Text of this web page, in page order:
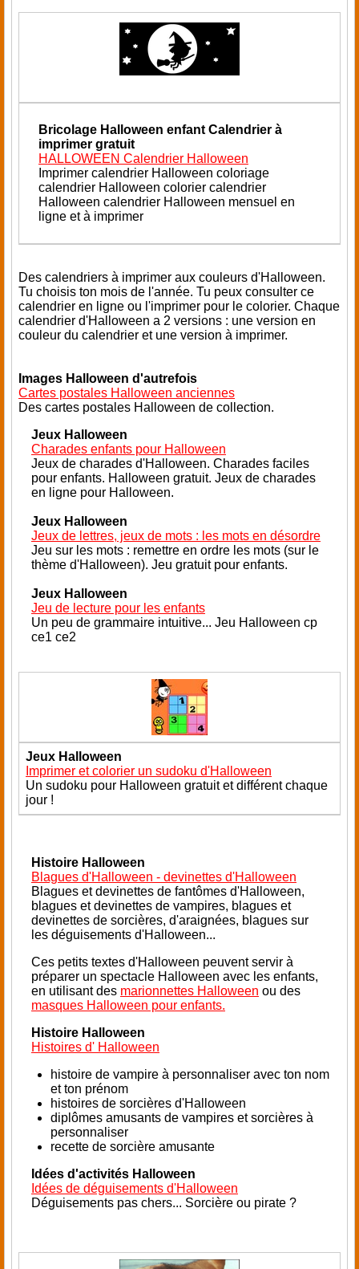
Bricolage Halloween enfant Calendrier à
imprimer gratuit
HALLOWEEN Calendrier Halloween
Imprimer calendrier Halloween coloriage
calendrier Halloween colorier calendrier
Halloween calendrier Halloween mensuel en
ligne et à imprimer
Des calendriers à imprimer aux couleurs d'Halloween.
Tu choisis ton mois de l'année. Tu peux consulter ce
calendrier en ligne ou l'imprimer pour le colorier. Chaque
calendrier d'Halloween a 2 versions : une version en
couleur du calendrier et une version à imprimer.
Images Halloween d'autrefois
Cartes postales Halloween anciennes
Des cartes postales Halloween de collection.
Jeux Halloween
Charades enfants pour Halloween
Jeux de charades d'Halloween. Charades faciles
pour enfants. Halloween gratuit. Jeux de charades
en ligne pour Halloween.
Jeux Halloween
Jeux de lettres, jeux de mots : les mots en désordre
Jeu sur les mots : remettre en ordre les mots (sur le
thème d'Halloween). Jeu gratuit pour enfants.
Jeux Halloween
Jeu de lecture pour les enfants
Un peu de grammaire intuitive... Jeu Halloween cp
ce1 ce2
Jeux Halloween
Imprimer et colorier un sudoku d'Halloween
Un sudoku pour Halloween gratuit et différent chaque
jour !
Histoire Halloween
Blagues d'Halloween - devinettes d'Halloween
Blagues et devinettes de fantômes d'Halloween,
blagues et devinettes de vampires, blagues et
devinettes de sorcières, d'araignées, blagues sur
les déguisements d'Halloween...
Ces petits textes d'Halloween peuvent servir à
préparer un spectacle Halloween avec les enfants,
en utilisant des marionnettes Halloween ou des
masques Halloween pour enfants.
Histoire Halloween
Histoires d' Halloween
histoire de vampire à personnaliser avec ton nom
et ton prénom
histoires de sorcières d'Halloween
diplômes amusants de vampires et sorcières à
personnaliser
recette de sorcière amusante
Idées d'activités Halloween
Idées de déguisements d'Halloween
Déguisements pas chers... Sorcière ou pirate ?